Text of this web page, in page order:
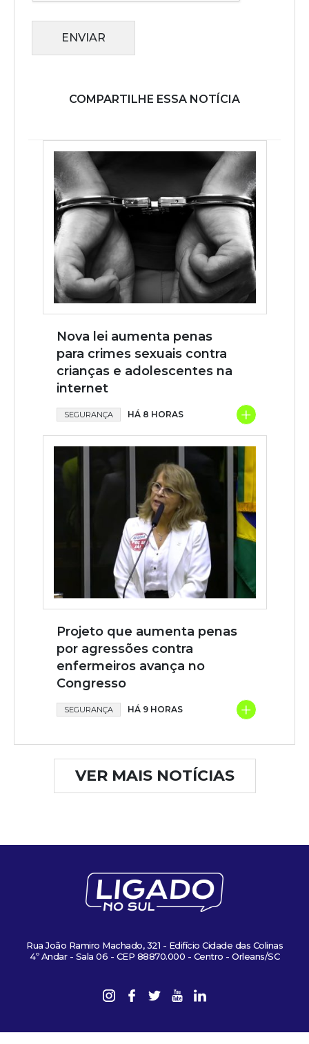
ENVIAR
COMPARTILHE ESSA NOTÍCIA
Nova lei aumenta penas
para crimes sexuais contra
crianças e adolescentes na
internet
SEGURANÇA HÁ 8 HORAS +
Projeto que aumenta penas
por agressões contra
enfermeiros avança no
Congresso
SEGURANÇA HÁ 9 HORAS +
VER MAIS NOTÍCIAS
Rua João Ramiro Machado, 321 - Edifício Cidade das Colinas
4º Andar - Sala 06 - CEP 88870.000 - Centro - Orleans/SC